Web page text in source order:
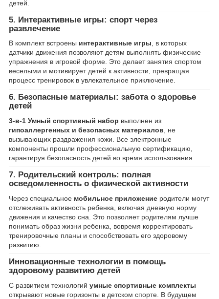
детей.
5. Интерактивные игры: спорт через
развлечение
В комплект встроены интерактивные игры, в которых
датчики движения позволяют детям выполнять физические
упражнения в игровой форме. Это делает занятия спортом
веселыми и мотивирует детей к активности, превращая
процесс тренировок в увлекательное приключение.
6. Безопасные материалы: забота о здоровье
детей
3-в-1 Умный спортивный набор выполнен из
гипоаллергенных и безопасных материалов , не
вызывающих раздражения кожи. Все электронные
компоненты прошли профессиональную сертификацию,
гарантируя безопасность детей во время использования.
7. Родительский контроль: полная
осведомленность о физической активности
Через специальное мобильное приложение родители могут
отслеживать активность ребенка, включая дневную норму
движения и качество сна. Это позволяет родителям лучше
понимать образ жизни ребенка, вовремя корректировать
тренировочные планы и способствовать его здоровому
развитию.
Инновационные технологии в помощь
здоровому развитию детей
С развитием технологий умные спортивные комплекты
открывают новые горизонты в детском спорте. В будущем